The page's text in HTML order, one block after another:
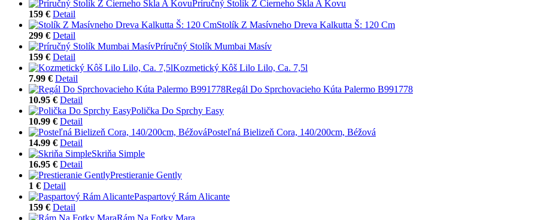
Príručný Stolík Z Čierneho Skla A Kovu
159 € Detail
Stolík Z Masívneho Dreva Kalkutta Š: 120 Cm
299 € Detail
Príručný Stolík Mumbai Masív
159 € Detail
Kozmetický Kôš Lilo Lilo, Ca. 7,5l
7.99 € Detail
Regál Do Sprchovacieho Kúta Palermo B991778
10.95 € Detail
Polička Do Sprchy Easy
10.99 € Detail
Posteľná Bielizeň Cora, 140/200cm, Béžová
14.99 € Detail
Skriňa Simple
16.95 € Detail
Prestieranie Gently
1 € Detail
Paspartový Rám Alicante
159 € Detail
Rám Na Fotky Mara